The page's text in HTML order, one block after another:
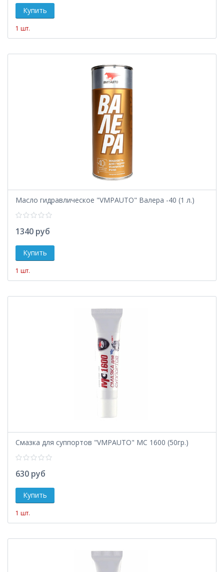
1 шт.
Масло гидравлическое "VMPAUTO" Валера -40 (1 л.)
1340 руб
1 шт.
Смазка для суппортов "VMPAUTO" MC 1600 (50гр.)
630 руб
1 шт.